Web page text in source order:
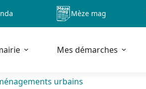
Mèze mag
Mes démarches
urbains